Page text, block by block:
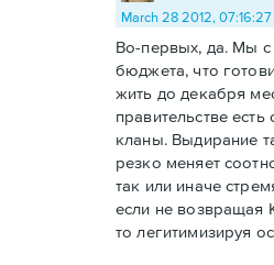
March 28 2012, 07:16:27
Во-первых, да. Мы
бюджета, что
жить до декабря
правительстве
кланы. Выдирание
резко меняет
так или иначе
если не возвращая
то легитимизируя